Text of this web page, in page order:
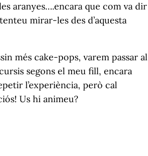
aranyes….encara que com va dir
mirar-les des d’aquesta
més cake-pops, varem passar al
segons el meu fill, encara
l’experiència, però cal
Us hi animeu?